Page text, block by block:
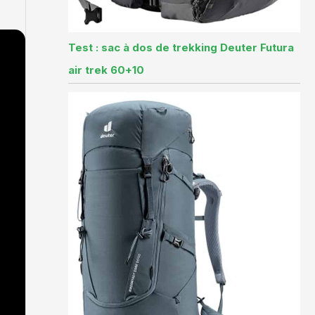
Test : sac à dos de trekking Deuter Futura
air trek 60+10